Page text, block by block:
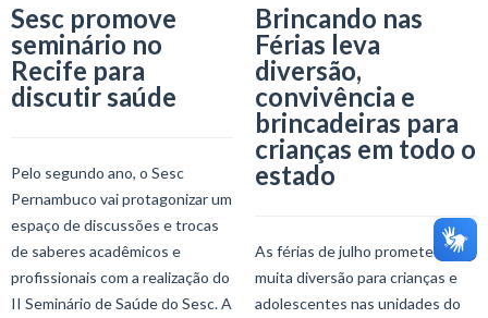
Sesc promove
seminário no
Recife para
discutir saúde
Pelo segundo ano, o Sesc
Pernambuco vai protagonizar um
espaço de discussões e trocas
de saberes acadêmicos e
profissionais com a realização do
II Seminário de Saúde do Sesc. A
Brincando nas
Férias leva
diversão,
convivência e
brincadeiras para
crianças em todo o
estado
As férias de julho prometem
muita diversão para crianças e
adolescentes nas unidades do